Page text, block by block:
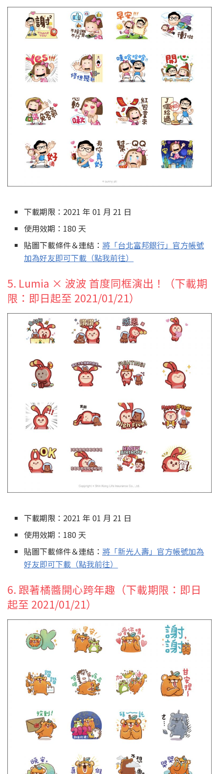
下載期限：2021 年 01 月 21 日
使用效期：180 天
貼圖下載條件＆連結： 將「台北富邦銀行」官方帳號
加為好友即可下載（點我前往）
5. Lumia × 波波 首度同框演出！（下載期
限：即日起至 2021/01/21）
下載期限：2021 年 01 月 21 日
使用效期：180 天
貼圖下載條件＆連結： 將「新光人壽」官方帳號加為
好友即可下載（點我前往）
6. 跟著橘醬開心跨年趣（下載期限：即日
起至 2021/01/21）